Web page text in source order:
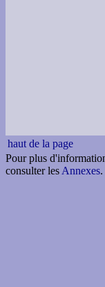
haut de la page
Pour plus
consulter les Annexes.